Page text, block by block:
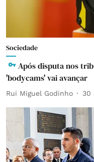
Sociedade
Após disputa nos
'bodycams' vai avançar
Rui Miguel Godinho 30